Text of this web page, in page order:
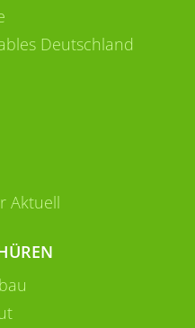
Deutschland
Aktuell